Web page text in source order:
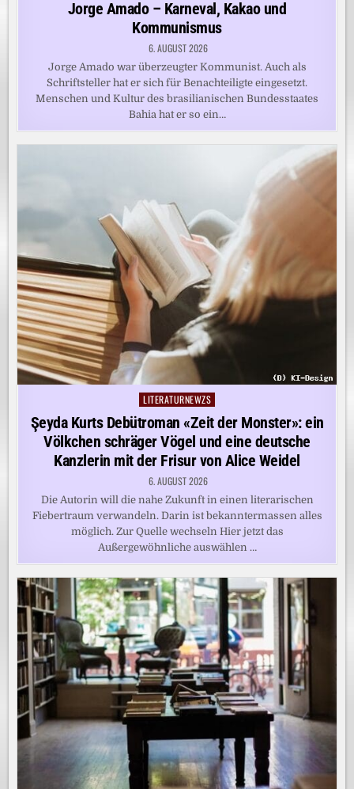
Jorge Amado – Karneval, Kakao und
Kommunismus
6. AUGUST 2026
Jorge Amado war überzeugter Kommunist. Auch als
Schriftsteller hat er sich für Benachteiligte eingesetzt.
Menschen und Kultur des brasilianischen Bundesstaates
Bahia hat er so ein…
Posted
in
LITERATURNEWZS
Şeyda Kurts Debütroman «Zeit der Monster»: ein
Völkchen schräger Vögel und eine deutsche
Kanzlerin mit der Frisur von Alice Weidel
6. AUGUST 2026
Die Autorin will die nahe Zukunft in einen literarischen
Fiebertraum verwandeln. Darin ist bekanntermassen alles
möglich. Zur Quelle wechseln Hier jetzt das
Außergewöhnliche auswählen …